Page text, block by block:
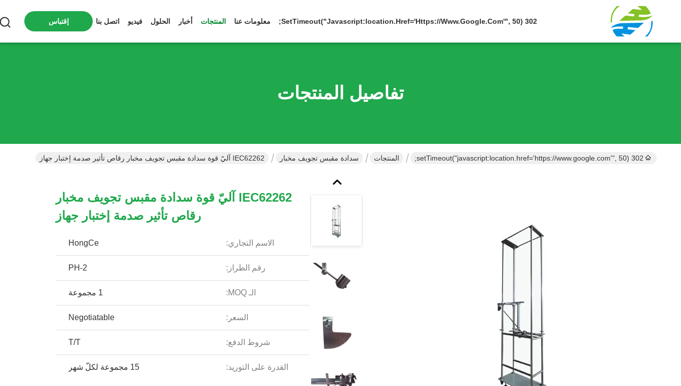
302 SetTimeout("javascript:location.href='https://www.google.com'", 50); معلومات عنا المنتجات أخبار الحلول فيديو اتصل بنا إقتباس
تفاصيل المنتجات
302 setTimeout("javascript:location.href='https://www.google.com'", 50); المنتجات سدادة مقبس تجويف مخبار IEC62262 آليّ قوة سدادة مقبس تجويف مخبار رقاص تأثير صدمة إختبار جهاز
IEC62262 آليّ قوة سدادة مقبس تجويف مخبار
رقاص تأثير صدمة إختبار جهاز
الاسم التجاري: HongCe
رقم الطراز: PH-2
الـ MOQ: 1 مجموعة
السعر: Negotiatable
شروط الدفع: T/T
القدرة على التوريد: 15 مجموعة لكلّ شهر